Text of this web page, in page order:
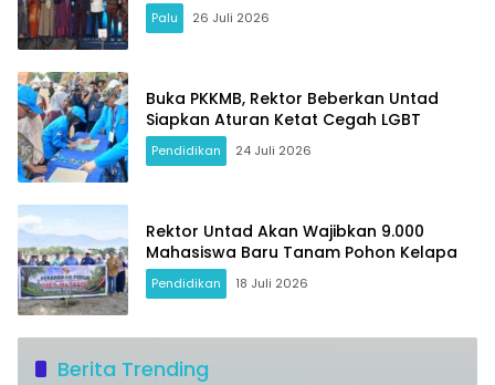
Palu 26 Juli 2026
Buka PKKMB, Rektor Beberkan Untad
Siapkan Aturan Ketat Cegah LGBT
Pendidikan 24 Juli 2026
Rektor Untad Akan Wajibkan 9.000
Mahasiswa Baru Tanam Pohon Kelapa
Pendidikan 18 Juli 2026
Berita Trending